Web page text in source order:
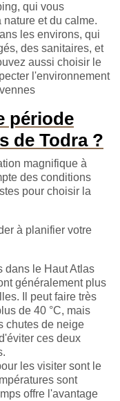
qui vous
et du calme.
les environs, qui
des sanitaires, et
aussi choisir le
l'environnement
période
de Todra ?
magnifique à
des conditions
pour choisir la
à planifier votre
dans le Haut Atlas
généralement plus
Il peut faire très
de 40 °C, mais
chutes de neige
ces deux
les visiter sont le
sont
offre l'avantage